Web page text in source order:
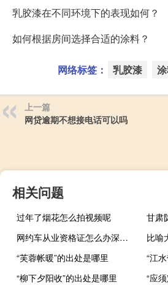
乳胶漆在不同环境下的表现如何？
如何根据房间选择合适的涂料？
网络标签： 乳胶漆
上一篇
网贷逾期不想接电话可以吗
相关问题
过年了烟花怎么拍视频呢
甘肃
网约车从业资格证怎么办深圳（网约车从业资格证怎么办）
“芙蓉帐暖”的出处是哪里
“江
“柳下夕阳收”的出处是哪里
“应